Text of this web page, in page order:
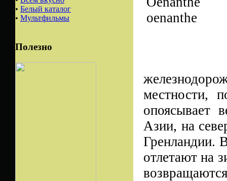
• Белый каталог
• Мультфильмы
Полезно
местности,
опоясывает
Азии, на
Гренландии.
отлетают на